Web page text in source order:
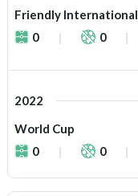
Friendly International
0
0
2022
World Cup
0
0